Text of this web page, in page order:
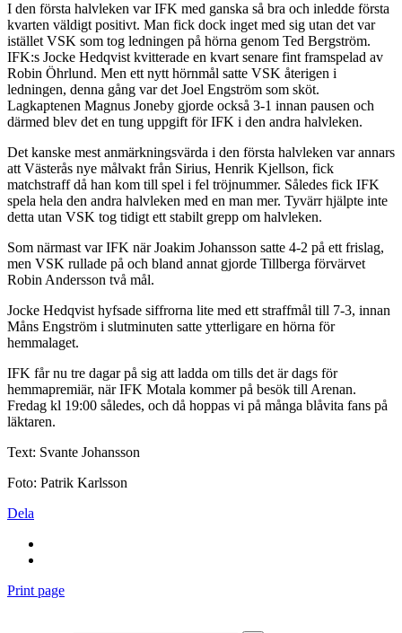
I den första halvleken var IFK med ganska så bra och inledde första
kvarten väldigt positivt. Man fick dock inget med sig utan det var
istället VSK som tog ledningen på hörna genom Ted Bergström.
IFK:s Jocke Hedqvist kvitterade en kvart senare fint framspelad av
Robin Öhrlund. Men ett nytt hörnmål satte VSK återigen i
ledningen, denna gång var det Joel Engström som sköt.
Lagkaptenen Magnus Joneby gjorde också 3-1 innan pausen och
därmed blev det en tung uppgift för IFK i den andra halvleken.
Det kanske mest anmärkningsvärda i den första halvleken var annars
att Västerås nye målvakt från Sirius, Henrik Kjellson, fick
matchstraff då han kom till spel i fel tröjnummer. Således fick IFK
spela hela den andra halvleken med en man mer. Tyvärr hjälpte inte
detta utan VSK tog tidigt ett stabilt grepp om halvleken.
Som närmast var IFK när Joakim Johansson satte 4-2 på ett frislag,
men VSK rullade på och bland annat gjorde Tillberga förvärvet
Robin Andersson två mål.
Jocke Hedqvist hyfsade siffrorna lite med ett straffmål till 7-3, innan
Måns Engström i slutminuten satte ytterligare en hörna för
hemmalaget.
IFK får nu tre dagar på sig att ladda om tills det är dags för
hemmapremiär, när IFK Motala kommer på besök till Arenan.
Fredag kl 19:00 således, och då hoppas vi på många blåvita fans på
läktaren.
Text: Svante Johansson
Foto: Patrik Karlsson
Dela
Print page